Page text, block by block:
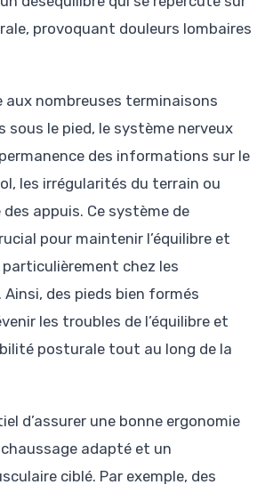
provoquant douleurs lombaires
aux nombreuses terminaisons
sous le pied, le système nerveux
des informations sur le
les irrégularités du terrain ou
appuis. Ce système de
pour maintenir l’équilibre et
chez les
Ainsi, des pieds bien formés
les troubles de l’équilibre et
posturale tout au long de la
d’assurer une bonne ergonomie
adapté et un
ciblé. Par exemple, des